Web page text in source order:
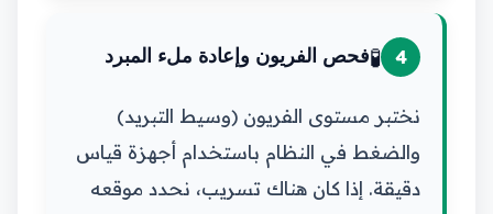
4
🧪فحص الفريون وإعادة ملء المبرد
نختبر مستوى الفريون (وسيط التبريد)
والضغط في النظام باستخدام أجهزة قياس
دقيقة. إذا كان هناك تسريب، نحدد موقعه